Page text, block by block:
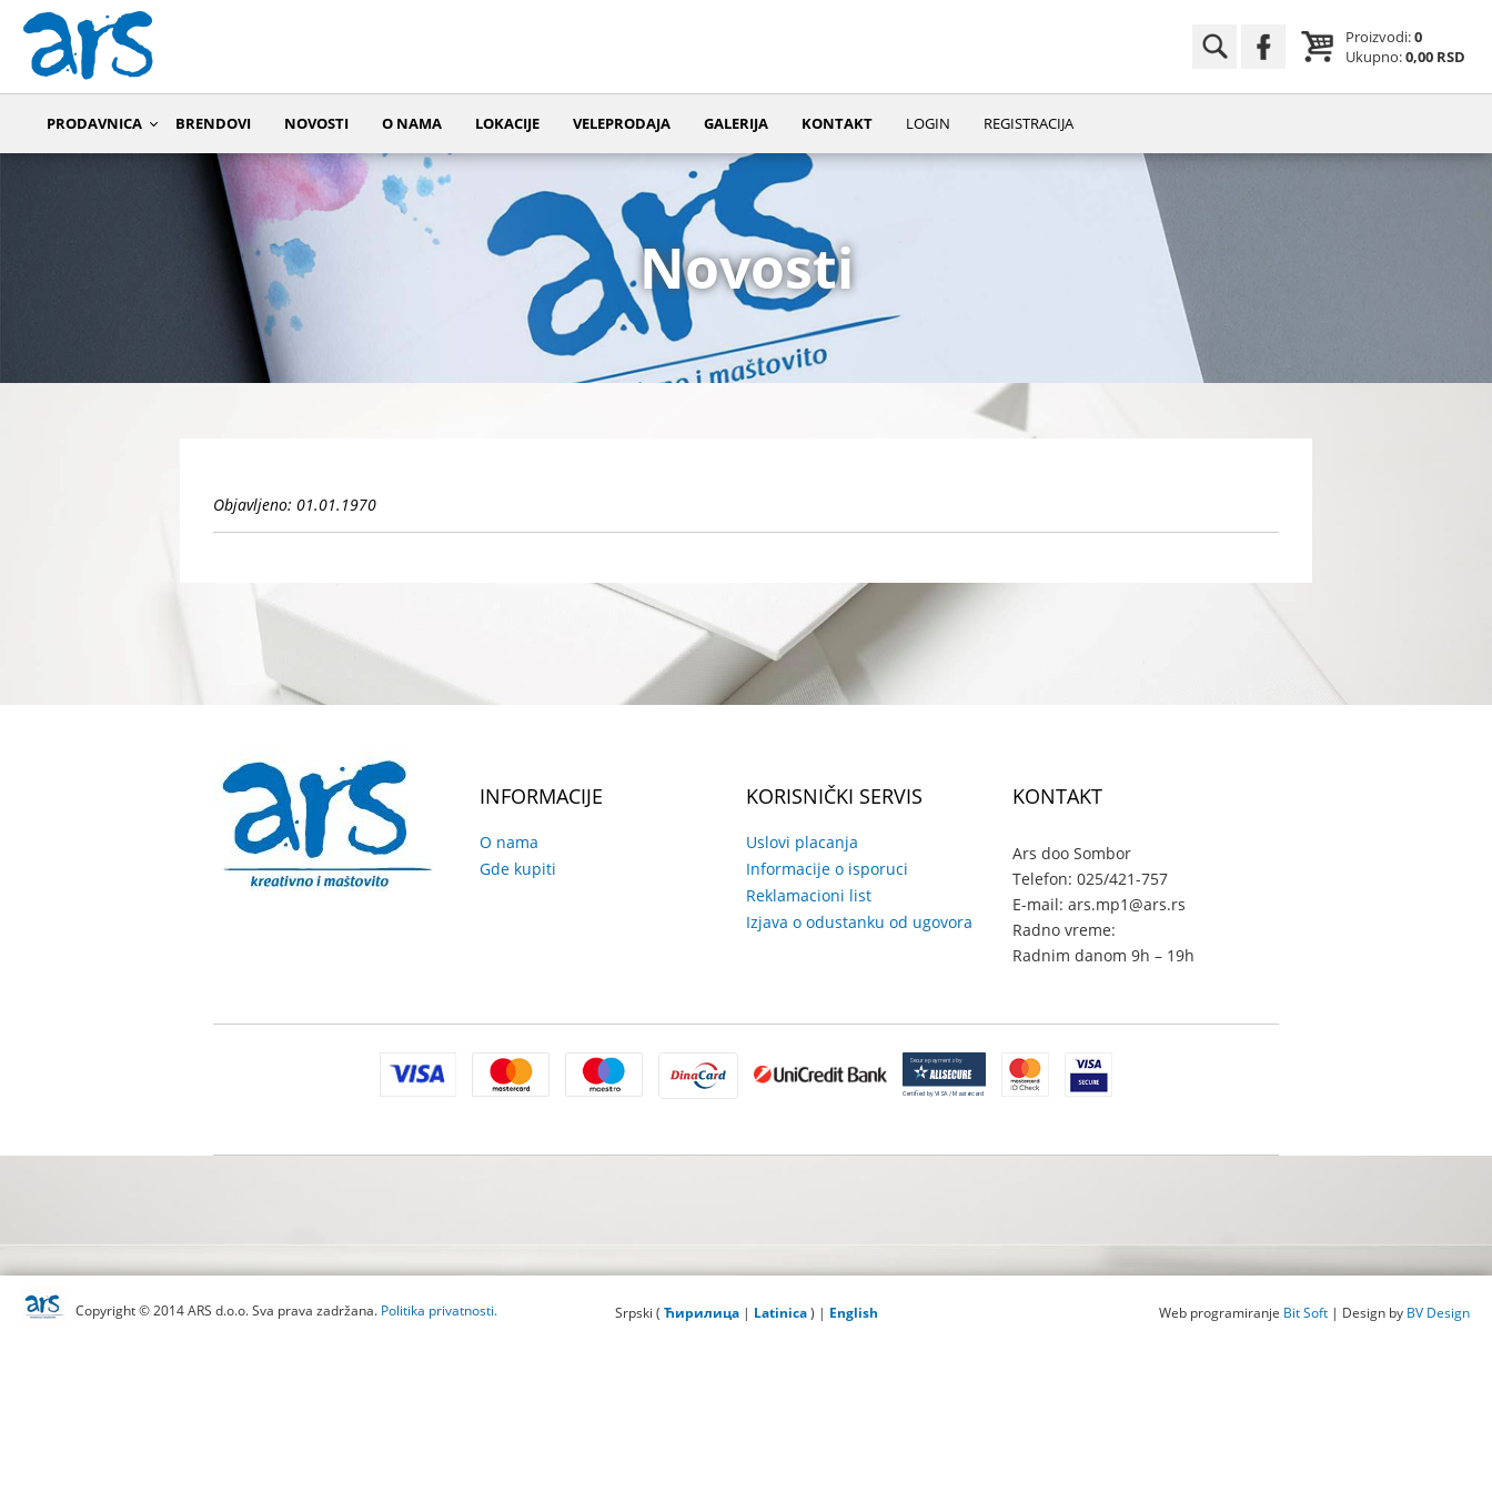
Proizvodi:0
Ukupno:0,00 RSD
PRODAVNICA BRENDOVI NOVOSTI O NAMA LOKACIJE VELEPRODAJA GALERIJA KONTAKT LOGIN REGISTRACIJA
Novosti
Objavljeno: 01.01.1970
INFORMACIJE
O nama
Gde kupiti
KORISNIČKI SERVIS
Uslovi placanja
Informacije o isporuci
Reklamacioni list
Izjava o odustanku od ugovora
KONTAKT
Ars doo Sombor
Telefon: 025/421-757
E-mail: ars.mp1@ars.rs
Radno vreme:
Radnim danom 9h – 19h
Copyright © 2014 ARS d.o.o. Sva prava zadržana. Politika privatnosti. Srpski ( Ћирилица| Latinica) | English Web programiranje Bit Soft | Design by BV Design